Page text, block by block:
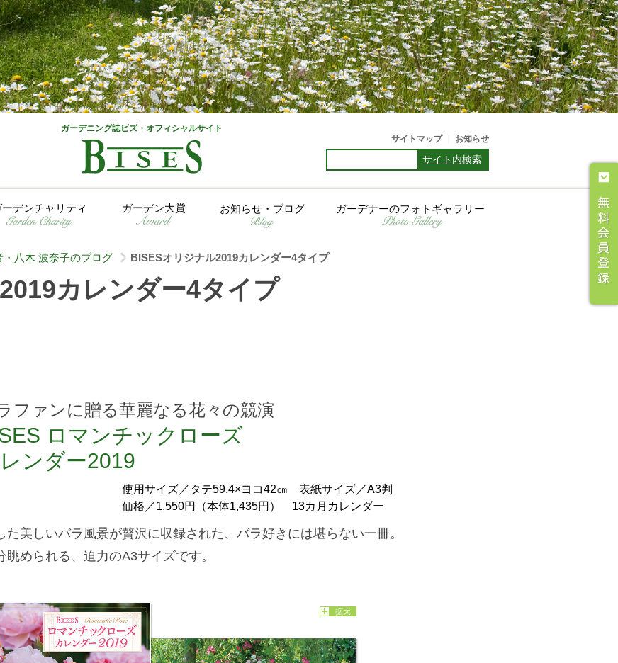
ガーデニング誌ビズ・オフィシャルサイト
サイトマップ お知らせ
サイト内検索
ーデンチャリティ ガーデン大賞 お知らせ・ブログ ガーデナーのフォトギャラリー
・八木 波奈子のブログ > BISESオリジナル2019カレンダー4タイプ
カレンダー4タイプ
ファンに贈る華麗なる花々の競演
ロマンチックローズ
ンダー2019
使用サイズ／タテ59.4×ヨコ42㎝ 表紙サイズ／A3判
価格／1,550円（本体1,435円） 13カ月カレンダー
た美しいバラ風景が贅沢に収録された、バラ好きには堪らない一冊。
められる、迫力のA3サイズです。
拡大